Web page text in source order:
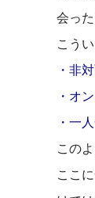
会っ
こう
・非
・オ
・一
この
ここ